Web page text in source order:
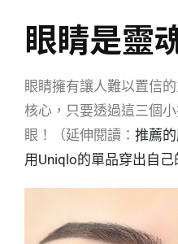
眼睛是靈
眼睛擁有讓人難以置信
核心，只要透過這三個
眼！（延伸閱讀： 推薦
用Uniqlo的單品穿出自己